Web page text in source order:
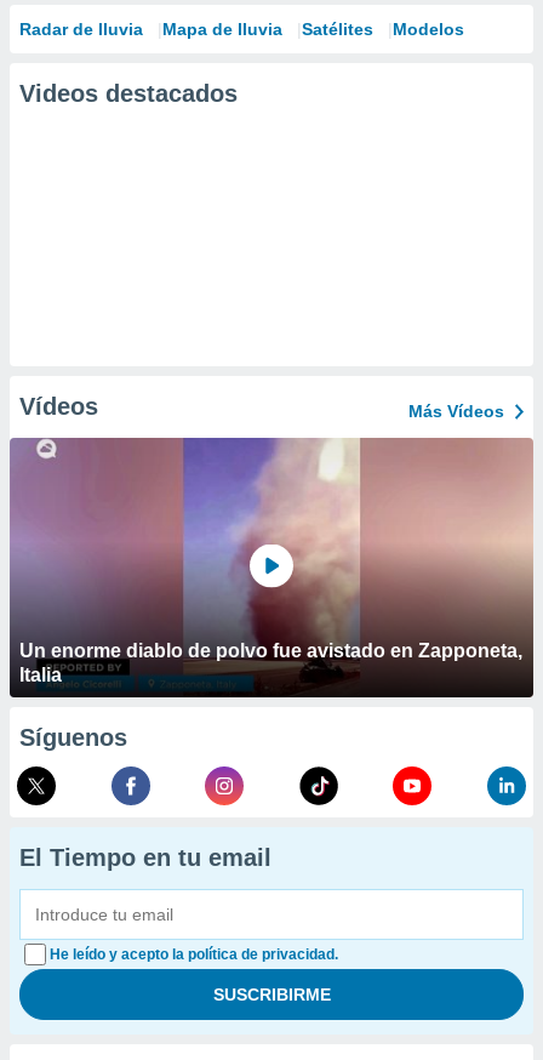
Radar de lluvia Mapa de lluvia Satélites Modelos
Videos destacados
Vídeos Más Vídeos
Un enorme diablo de polvo fue avistado en Zapponeta,
Italia
Síguenos
El Tiempo en tu email
He leído y acepto la política de privacidad.